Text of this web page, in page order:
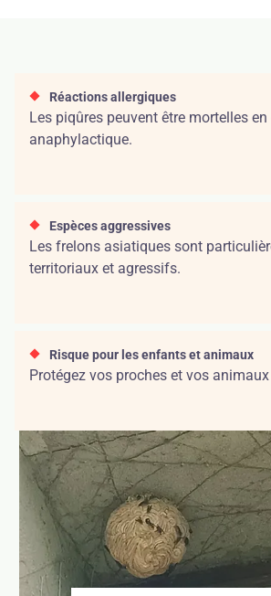
Réactions allergiques
Les piqûres peuvent être mortelles
anaphylactique.
Espèces aggressives
Les frelons asiatiques sont
territoriaux et agressifs.
Risque pour les enfants et animaux
Protégez vos proches et vos